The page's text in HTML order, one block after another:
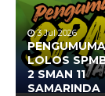
3 Jul 2026
LOLOS
2 SMAN 11
SAMARINDA